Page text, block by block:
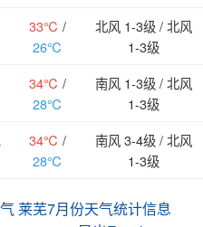
33℃ /
26℃
北风 1-3级 / 北风
1-3级
34℃ /
28℃
南风 1-3级 / 北风
1-3级
34℃ /
28℃
南风 3-4级 / 北风
1-3级
莱芜7月份天气统计信息